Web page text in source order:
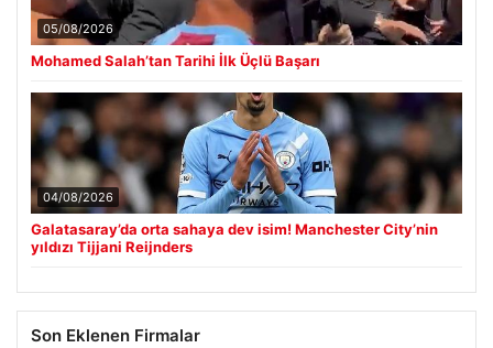
05/08/2026
Mohamed Salah’tan Tarihi İlk Üçlü Başarı
04/08/2026
Galatasaray’da orta sahaya dev isim! Manchester City’nin
yıldızı Tijjani Reijnders
Son Eklenen Firmalar